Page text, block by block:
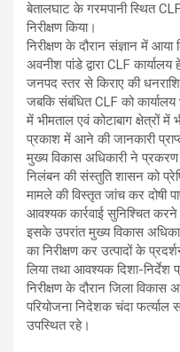
बेतालघाट के गरमपानी स्थित
निरीक्षण किया।
निरीक्षण के दौरान संज्ञान में
अवनीश पांडे द्वारा CLF
जनपद स्तर से किराए की
जबकि संबंधित CLF को
में भीमताल एवं कोटाबाग क्षेत्रों
प्रकाश में आने की जानकारी
मुख्य विकास अधिकारी ने
निलंबन की संस्तुति शासन को
मामले की विस्तृत जांच कर दोषी
आवश्यक कार्रवाई सुनिश्चित करने
इसके उपरांत मुख्य विकास
का निरीक्षण कर उत्पादों के
लिया तथा आवश्यक दिशा-निर्देश
निरीक्षण के दौरान जिला विकास
परियोजना निदेशक चंदा फर्त्याल
उपस्थित रहे।